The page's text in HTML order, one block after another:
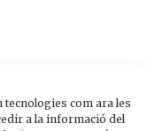
com ara les
a la informació del
2a A